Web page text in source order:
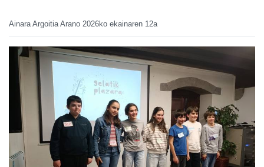
Ainara Argoitia Arano 2026ko ekainaren 12a